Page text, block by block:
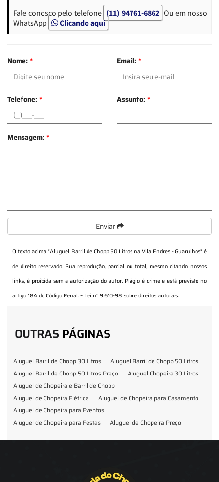
Fale conosco pelo telefone (11) 94761-6862 Ou em nosso
WhatsApp
Clicando aqui
Nome:* Email:*
Telefone:* Assunto:*
Mensagem:*
Enviar
O texto acima "Aluguel Barril de Chopp 50 Litros na Vila Endres - Guarulhos" é
de direito reservado. Sua reprodução, parcial ou total, mesmo citando nossos
links, é proibida sem a autorização do autor. Plágio é crime e está previsto no
artigo 184 do Código Penal. – Lei n° 9.610-98 sobre direitos autorais.
OUTRAS PÁGINAS
Aluguel Barril de Chopp 30 Litros
Aluguel Barril de Chopp 50 Litros
Aluguel Barril de Chopp 50 Litros Preço
Aluguel Chopeira 30 Litros
Aluguel de Chopeira e Barril de Chopp
Aluguel de Chopeira Elétrica
Aluguel de Chopeira para Casamento
Aluguel de Chopeira para Eventos
Aluguel de Chopeira para Festas
Aluguel de Chopeira Preço
Chopp Festas e Eventos